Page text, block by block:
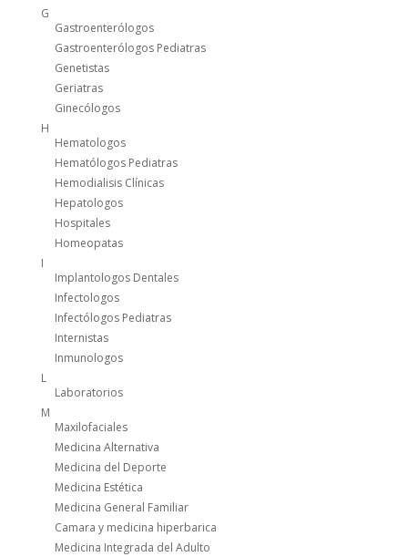
G
Gastroenterólogos
Gastroenterólogos Pediatras
Genetistas
Geriatras
Ginecólogos
H
Hematologos
Hematólogos Pediatras
Hemodialisis Clínicas
Hepatologos
Hospitales
Homeopatas
I
Implantologos Dentales
Infectologos
Infectólogos Pediatras
Internistas
Inmunologos
L
Laboratorios
M
Maxilofaciales
Medicina Alternativa
Medicina del Deporte
Medicina Estética
Medicina General Familiar
Camara y medicina hiperbarica
Medicina Integrada del Adulto